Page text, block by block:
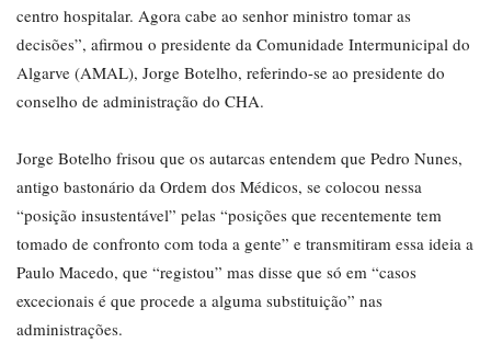
centro hospitalar. Agora cabe ao senhor ministro tomar as
decisões”, afirmou o presidente da Comunidade Intermunicipal do
Algarve (AMAL), Jorge Botelho, referindo-se ao presidente do
conselho de administração do CHA.
Jorge Botelho frisou que os autarcas entendem que Pedro Nunes,
antigo bastonário da Ordem dos Médicos, se colocou nessa
“posição insustentável” pelas “posições que recentemente tem
tomado de confronto com toda a gente” e transmitiram essa ideia a
Paulo Macedo, que “registou” mas disse que só em “casos
excecionais é que procede a alguma substituição” nas
administrações.